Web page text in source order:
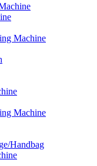
Machine
Machine
Handbag